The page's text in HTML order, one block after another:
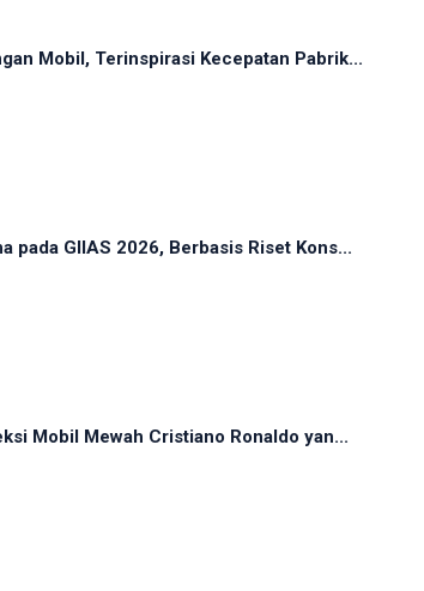
Mobil, Terinspirasi Kecepatan Pabrik...
pada GIIAS 2026, Berbasis Riset Kons...
Mobil Mewah Cristiano Ronaldo yan...